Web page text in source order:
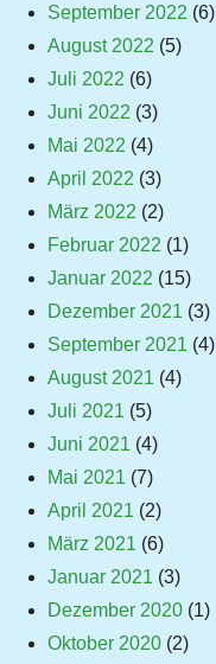
September 2022 (6)
August 2022 (5)
Juli 2022 (6)
Juni 2022 (3)
Mai 2022 (4)
April 2022 (3)
März 2022 (2)
Februar 2022 (1)
Januar 2022 (15)
Dezember 2021 (3)
September 2021 (4)
August 2021 (4)
Juli 2021 (5)
Juni 2021 (4)
Mai 2021 (7)
April 2021 (2)
März 2021 (6)
Januar 2021 (3)
Dezember 2020 (1)
Oktober 2020 (2)